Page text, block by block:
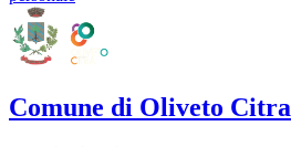
Comune di Oliveto Citra